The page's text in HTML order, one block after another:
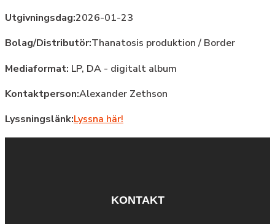
Utgivningsdag:2026-01-23
Bolag/Distributör:Thanatosis produktion / Border
Mediaformat: LP, DA - digitalt album
Kontaktperson:Alexander Zethson
Lyssningslänk:Lyssna här!
KONTAKT